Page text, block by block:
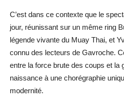
C’est dans ce contexte que le
jour, réunissant sur un même ring
légende vivante du Muay Thai, et
connu des lecteurs de Gavroche.
entre la force brute des coups et la
naissance à une chorégraphie
modernité.